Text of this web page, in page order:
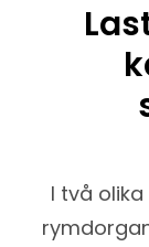
I två